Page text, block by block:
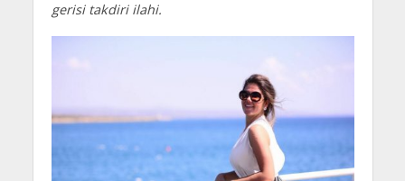
gerisi takdiri ilahi.